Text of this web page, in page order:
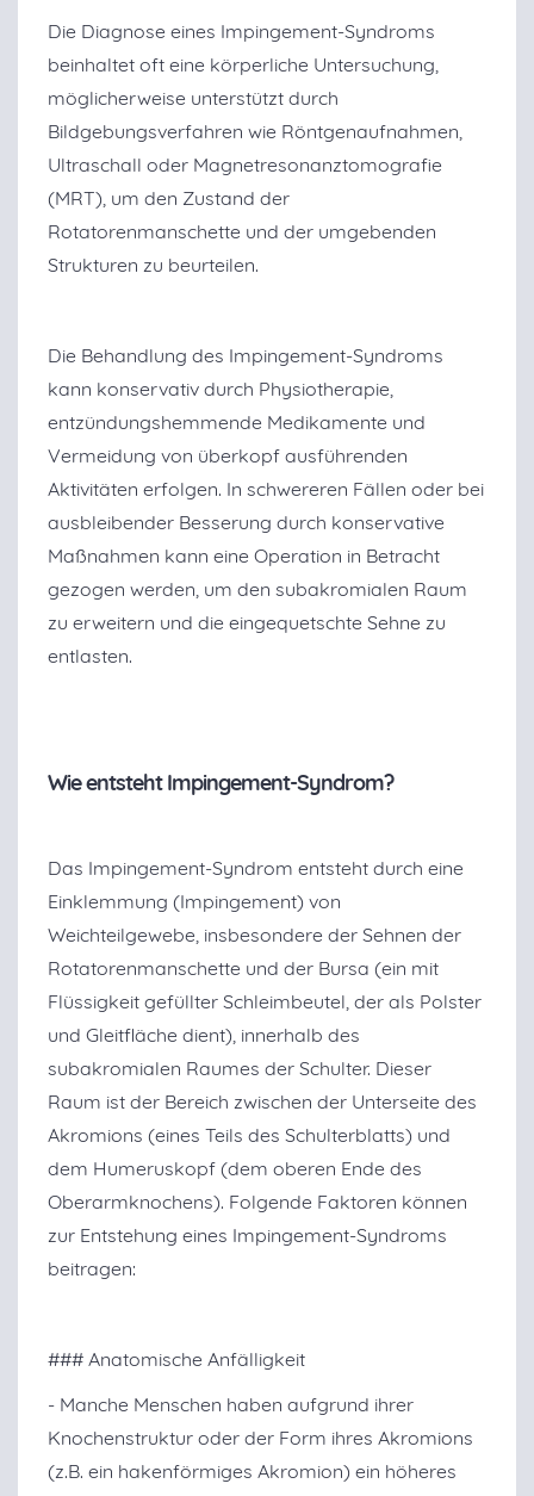
Die Diagnose eines Impingement-Syndroms
beinhaltet oft eine körperliche Untersuchung,
möglicherweise unterstützt durch
Bildgebungsverfahren wie Röntgenaufnahmen,
Ultraschall oder Magnetresonanztomografie
(MRT), um den Zustand der
Rotatorenmanschette und der umgebenden
Strukturen zu beurteilen.
Die Behandlung des Impingement-Syndroms
kann konservativ durch Physiotherapie,
entzündungshemmende Medikamente und
Vermeidung von überkopf ausführenden
Aktivitäten erfolgen. In schwereren Fällen oder bei
ausbleibender Besserung durch konservative
Maßnahmen kann eine Operation in Betracht
gezogen werden, um den subakromialen Raum
zu erweitern und die eingequetschte Sehne zu
entlasten.
Wie entsteht Impingement-Syndrom?
Das Impingement-Syndrom entsteht durch eine
Einklemmung (Impingement) von
Weichteilgewebe, insbesondere der Sehnen der
Rotatorenmanschette und der Bursa (ein mit
Flüssigkeit gefüllter Schleimbeutel, der als Polster
und Gleitfläche dient), innerhalb des
subakromialen Raumes der Schulter. Dieser
Raum ist der Bereich zwischen der Unterseite des
Akromions (eines Teils des Schulterblatts) und
dem Humeruskopf (dem oberen Ende des
Oberarmknochens). Folgende Faktoren können
zur Entstehung eines Impingement-Syndroms
beitragen:
### Anatomische Anfälligkeit
- Manche Menschen haben aufgrund ihrer
Knochenstruktur oder der Form ihres Akromions
(z.B. ein hakenförmiges Akromion) ein höheres